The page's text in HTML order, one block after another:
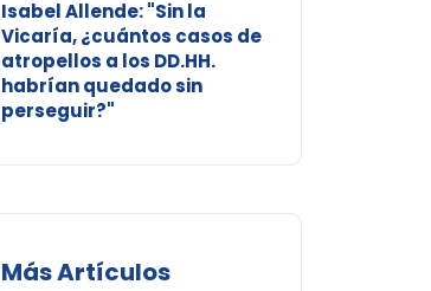
Isabel Allende: "Sin la
Vicaría, ¿cuántos casos de
atropellos a los DD.HH.
habrían quedado sin
perseguir?"
Más Artículos